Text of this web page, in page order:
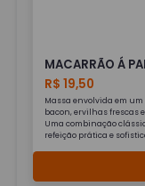
MACARRÃO Á
R$ 19,50
Massa envolvida em
bacon, ervilhas frescas
Uma combinação
refeição prática e